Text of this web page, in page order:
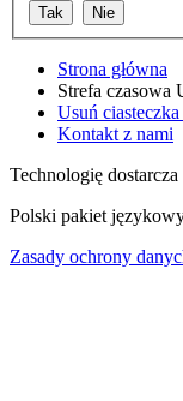
Strona główna
Strefa czasowa
Usuń
Kontakt z nami
Technologię dostarcza
Polski pakiet
Zasady ochrony